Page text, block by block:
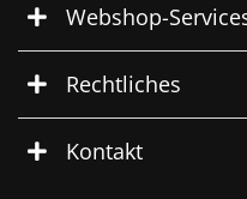
Webshop-
Rechtliches
Kontakt